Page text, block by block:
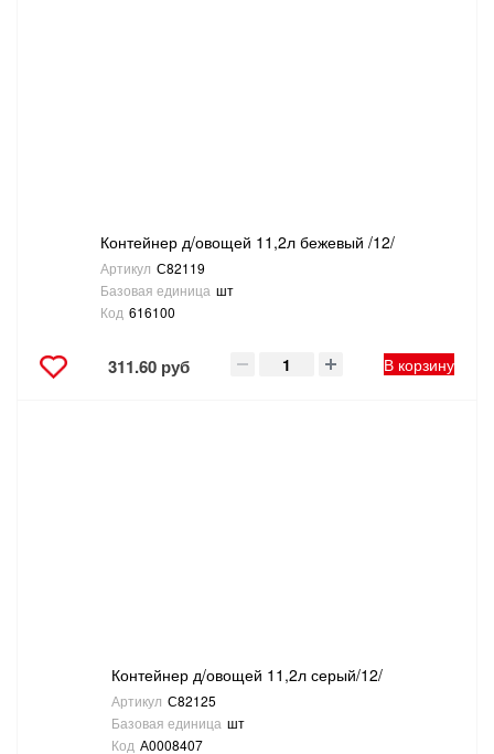
Контейнер д/овощей 11,2л бежевый /12/
Артикул С82119
Базовая единица шт
Код 616100
311.60 руб В корзину
Контейнер д/овощей 11,2л серый/12/
Артикул С82125
Базовая единица шт
Код А0008407